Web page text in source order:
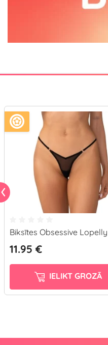
Biksītes Obsessive Lopelly
11.95 €
IELIKT GROZĀ